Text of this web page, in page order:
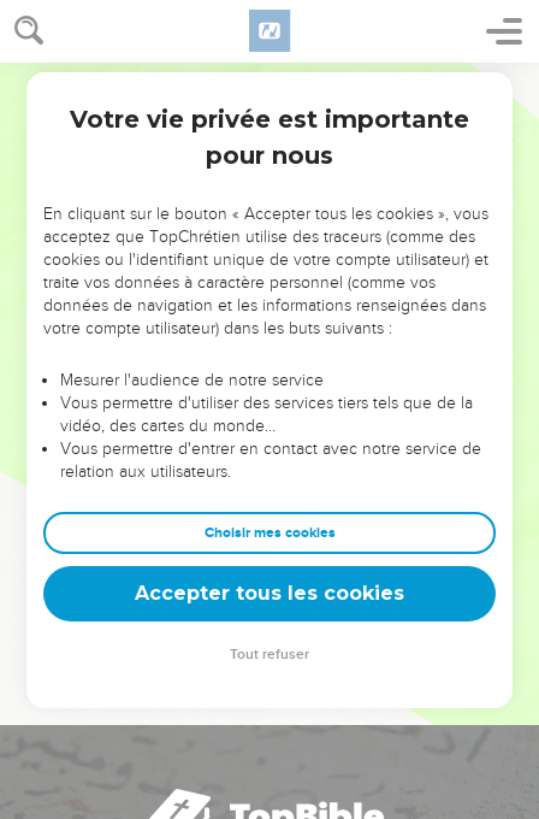
NE MANQUEZ PAS L’ÉVÉNEMENT
DE L’ANNÉE !
ET SI LEURS ERREURS POUVAIENT VOUS ÉVITER LES
VOTRES ?
leur foi ou leur vision. Mais on voit moins les doutes, les erreurs
et les saisons difficiles qu'ils ont traversés, alors même que ce
sont elles qui les ont façonnés.
Dans cette conférence, leaders, entrepreneurs, et responsables
clés pour avancer avec plus de sagesse afin que leurs erreurs
deviennent vos tremplins. Que vous guidiez un ministère, une
équipe, un groupe ou une famille, leur expérience est faite
Votre vie privée est importante
pour nous
En cliquant sur le bouton « Accepter tous les cookies », vous
acceptez que TopChrétien utilise des traceurs (comme des
cookies ou l'identifiant unique de votre compte utilisateur) et
traite vos données à caractère personnel (comme vos
données de navigation et les informations renseignées dans
votre compte utilisateur) dans les buts suivants :
Mesurer l'audience de notre service
Vous permettre d'utiliser des services tiers tels que de la
vidéo, des cartes du monde…
Vous permettre d'entrer en contact avec notre service de
relation aux utilisateurs.
Choisir mes cookies
Accepter tous les cookies
Tout refuser